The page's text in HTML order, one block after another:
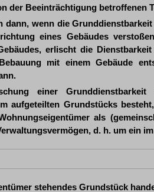
der Beeinträchtigung betroffenen
dann, wenn die
eines Gebäudes
erlischt die
mit einem Gebäude
einer
aufgeteilten Grundstücks
als
d. h. um ein
stehendes Grundstück